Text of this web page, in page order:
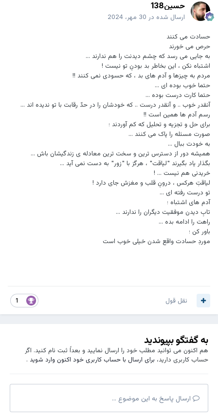
حسین138
ارسال شده در 30 مهر، 2024
حسادت می کنند
حرص می خورند
به جایی می رسد که چشم دیدنت را هم ندارند ...
اشتباه نکن ، این بخاطر بد بودنِ تو نیست !
مردم به چیزها و آدم های بد ، که حسودی نمی کنند !!
حتما خوب بوده ای ...
حتما کارت درست بوده ...
آنقدر خوب .. و آنقدر درست .. که خودشان را در حدّ رقابت با تو ندیده اند ...
رسم آدم ها همین است !!
برای حل و تجزیه و تحلیل که کم آوردند ؛
صورت مسئله را پاک می کنند ...
به خودت ببال ...
همیشه دور از دسترس ترین ‌و سخت ترین معادله ی زندگیشان باش ...
بگذار یاد بگیرند "لیاقت" ، هرگز با "زور" به دست نمی آید ...
خریدنی هم نیست ... !
لیاقتِ هرکس ، درونِ قلب و مغزش جای دارد !
تو درست رفته ای ...
آدم های اشتباه ؛
تابِ دیدن موفقیت دیگران را ندارند ...
راهت را ادامه بده ...
باور کن ؛
موردِ حسادت واقع شدن خیلی خوب است
نقل قول
به گفتگو بپیوندید
هم اکنون می توانید مطلب خود را ارسال نمایید و بعداً ثبت نام کنید. اگر
حساب کاربری دارید، برای ارسال با حساب کاربری خود اکنون وارد شوید.
ارسال پاسخ به این موضوع ...